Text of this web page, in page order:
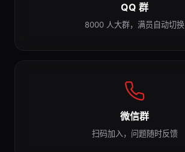
QQ 群
8000 人大群，满员自动切换
微信群
扫码加入，问题随时反馈